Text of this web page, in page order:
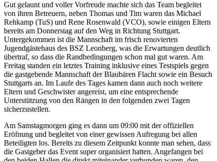
Gut gelaunt und voller Vorfreude machte sich das Team begleitet
von ihren Betreuern, neben Thomas und Tim waren das Michael
Rehkamp (TuS) und Rene Rosenwald (VCO), sowie einigen Eltern
bereits am Donnerstag auf den Weg in Richtung Stuttgart.
Untergekommen ist die Mannschaft im frisch renovierten
Jugendgästehaus des BSZ Leonberg, was die Erwartungen deutlich
übertraf, so dass die Randbedingungen schon mal gut waren. Am
Freitag standen ein letztes Training inklusive eines Testspiels gegen
die gastgebende Mannschaft der Blaubären Flacht sowie ein Besuch
Stuttgarts an. Im Laufe des Tages kamen dann auch noch weitere
Eltern und Geschwister angereist, um eine entsprechende
Unterstützung von den Rängen in den folgenden zwei Tagen
sicherzustellen.
Am Samstagmorgen ging es dann um 09:00 mit der offiziellen
Eröfnung und begleitet von einer gewissen Aufregung bei allen
Beteiligten los. Bereits zu diesem Zeitpunkt konnte man sehen, dass
die Gastgeber das Event super organisiert hatten. Angefangen bei